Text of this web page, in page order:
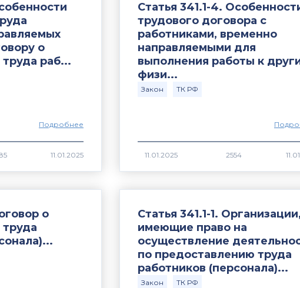
о
раб...
Подробнее
Статья 341.1-4.
трудового договора с
работниками, временно
направляемыми для
выполнения работы к
физи...
Закон ТК РФ
2554
о
Статья 341.1-1. Организации,
имеющие право на
осуществление
по предоставлению труда
работников (персонала)...
Закон ТК РФ